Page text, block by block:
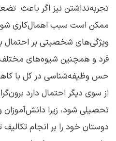
تجربه‌نداشتن نیز اگر باعث
ممکن است سبب اهمال‌کاری
ویژگی‌های شخصیتی بر احتمال
فرد و همچنین شیوه‌های مختلف
حس وظیفه‌شناسی در کل با
از سوی دیگر احتمال دارد
تحصیلی شود، زیرا دانش‌آموزان
دوستان خود را بر انجام